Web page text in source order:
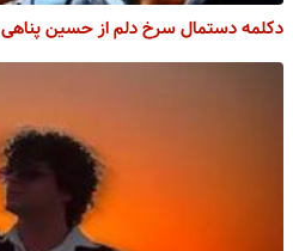
دکلمه دستمال سرخ دلم از حسین پناهی